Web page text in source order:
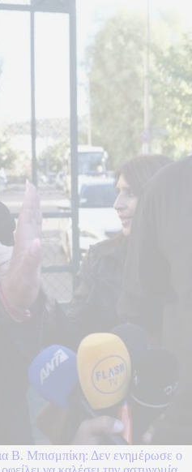
Β. Μπισμπίκη: Δεν ενημέρωσε ο